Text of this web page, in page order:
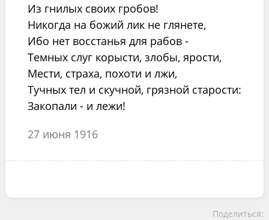
Из гнилых своих гробов!
Никогда на божий лик не глянете,
Ибо нет восстанья для рабов -
Темных слуг корысти, злобы, ярости,
Мести, страха, похоти и лжи,
Тучных тел и скучной, грязной старости:
Закопали - и лежи!
27 июня 1916
Поделиться: